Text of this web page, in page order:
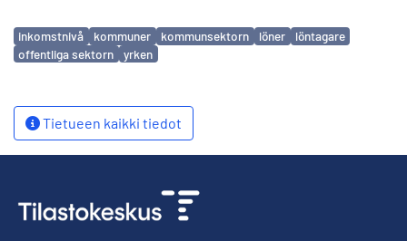
Avainsanat
inkomstnivå kommuner kommunsektorn löner
löntagare
offentliga sektorn
yrken
Tietueen kaikki tiedot